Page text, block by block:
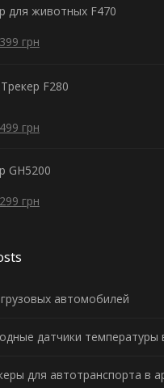
для животных F470
грн
F280
грн
GH5200
грн
грузовых автомобилей
датчики температуры
для автотранспорта в